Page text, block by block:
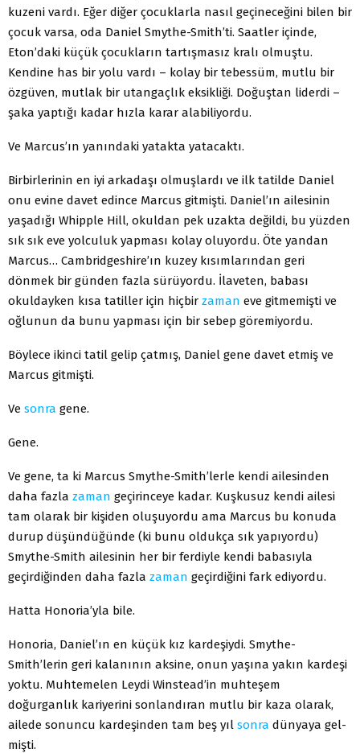
kuzeni vardı. Eğer diğer çocuklarla nasıl geçineceği­ni bilen bir
çocuk varsa, oda Daniel Smythe-Smith’ti. Sa­atler içinde,
Eton’daki küçük çocukların tartışmasız kralı olmuştu.
Kendine has bir yolu vardı – kolay bir tebessüm, mutlu bir
özgüven, mutlak bir utangaçlık eksikliği. Do­ğuştan liderdi –
şaka yaptığı kadar hızla karar alabiliyordu.
Ve Marcus’ın yanındaki yatakta yatacaktı.
Birbirlerinin en iyi arkadaşı olmuşlardı ve ilk tatilde Daniel
onu evine davet edince Marcus gitmişti. Daniel’ın ailesinin
yaşadığı Whipple Hill, okuldan pek uzakta de­ğildi, bu yüzden
sık sık eve yolculuk yapması kolay olu­yordu. Öte yandan
Marcus… Cambridgeshire’ın kuzey kısımlarından geri
dönmek bir günden fazla sürüyordu. İlaveten, babası
okuldayken kısa tatiller için hiçbir zaman eve gitmemişti ve
oğlunun da bunu yapması için bir sebep göremiyordu.
Böylece ikinci tatil gelip çatmış, Daniel gene davet et­miş ve
Marcus gitmişti.
Ve sonra gene.
Gene.
Ve gene, ta ki Marcus Smythe-Smith’lerle kendi aile­sinden
daha fazla zaman geçirinceye kadar. Kuşkusuz ken­di ailesi
tam olarak bir kişiden oluşuyordu ama Marcus bu konuda
durup düşündüğünde (ki bunu oldukça sık yapıyordu)
Smythe-Smith ailesinin her bir ferdiyle kendi babasıyla
geçirdiğinden daha fazla zaman geçirdiğini fark ediyordu.
Hatta Honoria’yla bile.
Honoria, Daniel’ın en küçük kız kardeşiydi. Smythe-
Smith’lerin geri kalanının aksine, onun yaşına yakın kardeşi
yoktu. Muhtemelen Leydi Winstead’in muhteşem
doğurganlık kariyerini sonlandıran mutlu bir kaza olarak,
ailede sonuncu kardeşinden tam beş yıl sonra dünyaya gel­
mişti.